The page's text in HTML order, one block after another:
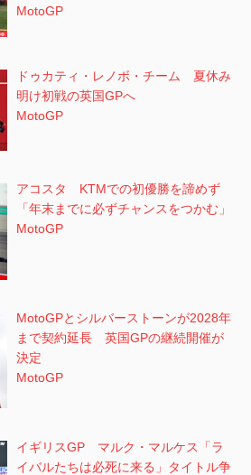
MotoGP
ドゥカティ・レノボ・チーム 夏休み
明け初戦の英国GPへ
MotoGP
アコスタ KTMでの初優勝を諦めず
「年末までに必ずチャンスをつかむ」
MotoGP
MotoGPとシルバーストーンが2028年
まで契約延長 英国GPの継続開催が
決定
MotoGP
イギリスGP マルク・マルケス「ラ
イバルたちは必死に来る」タイトル争